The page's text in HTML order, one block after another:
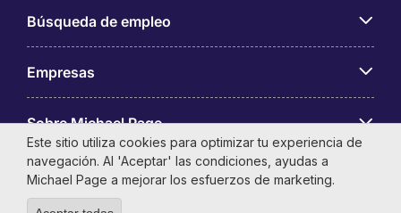
Búsqueda de empleo
Empresas
Sobre Michael Page
Este sitio utiliza cookies para optimizar tu experiencia de
navegación. Al 'Aceptar' las condiciones, ayudas a
Michael Page a mejorar los esfuerzos de marketing.